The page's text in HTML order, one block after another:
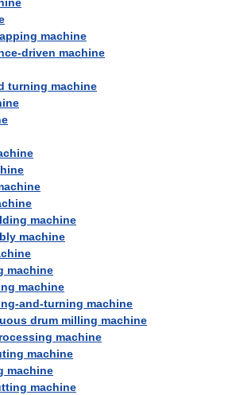
machine
driven machine
turning machine
machine
machine
machine
machine
and-turning machine
drum milling machine
machine
machine
machine
machine